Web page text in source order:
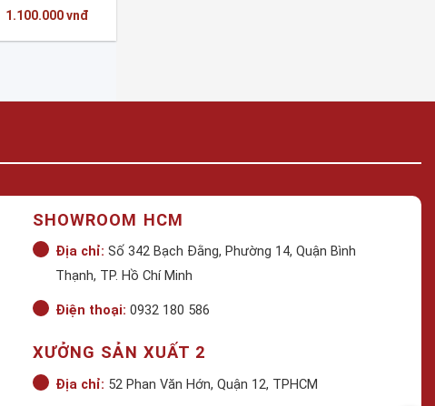
Giá
là:
1.100.000vnđ
tại
SHOWROOM HCM
Địa chỉ: Số 342 Bạch Đằng, Phường 14, Quận Bình
Thạnh, TP. Hồ Chí Minh
Điện thoại: 0932 180 586
XƯỞNG SẢN XUẤT 2
Địa chỉ: 52 Phan Văn Hớn, Quận 12, TPHCM